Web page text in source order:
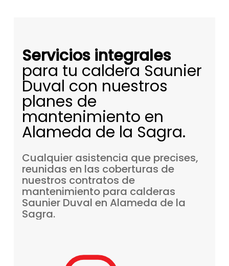
Servicios integrales
para tu caldera Saunier
Duval con nuestros
planes de
mantenimiento en
Alameda de la Sagra.
Cualquier asistencia que precises,
reunidas en las coberturas de
nuestros contratos de
mantenimiento para calderas
Saunier Duval en Alameda de la
Sagra.